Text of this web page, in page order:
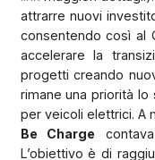
attrarre nuovi
consentendo così al
accelerare la
progetti creando
rimane una priorità lo
per veicoli elettrici. A
Be Charge
L’obiettivo è di